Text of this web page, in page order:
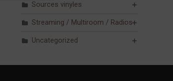
Sources vinyles
Streaming / Multiroom / Radios
Uncategorized